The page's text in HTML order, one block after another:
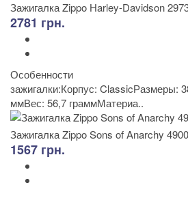
Зажигалка Zippo Harley-Davidson
2781 грн.
Особенности
зажигалки:Корпус: ClassicРазмеры:
ммВес: 56,7 граммМатериа..
Зажигалка Zippo Sons of Anarchy
1567 грн.